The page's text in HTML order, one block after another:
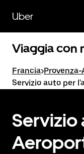
contenuto
principale
Uber
Viaggia con
Francia>
Servizio auto per
Servizio